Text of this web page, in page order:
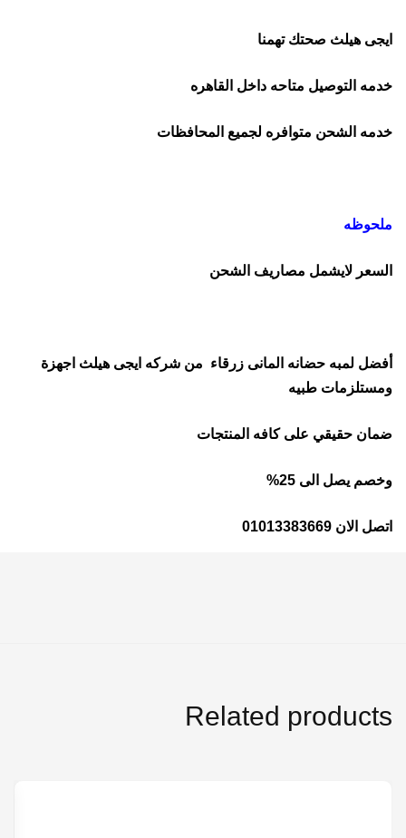
ايجى هيلث صحتك تهمنا
خدمه التوصيل متاحه داخل القاهره
خدمه الشحن متوافره لجميع المحافظات
ملحوظه
السعر لايشمل مصاريف الشحن
أفضل لمبه حضانه المانى زرقاء من شركه ايجى هيلث اجهزة
ومستلزمات طبيه
ضمان حقيقي على كافه المنتجات
وخصم يصل الى 25%
اتصل الان 01013383669
Related products